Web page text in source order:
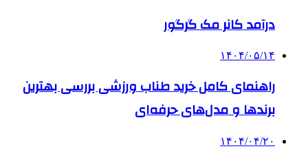
درآمد کانر مک گرگور
۱۴۰۴/۰۵/۱۴
راهنمای کامل خرید طناب ورزشی بررسی بهترین
برندها و مدل‌های حرفه‌ای
۱۴۰۴/۰۴/۲۰